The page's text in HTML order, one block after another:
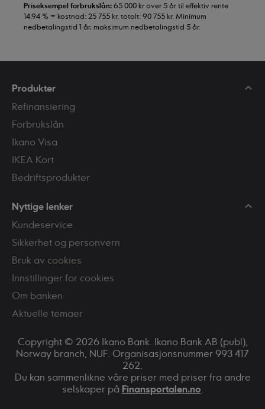
Priseksempel forbrukslån: 65 000 kr over 5 år til effektiv rente
14,94 % = kostnad: 25 755 kr, totalt: 90 755 kr. Minimum
nedbetalingstid 1 år, maksimum nedbetalingstid 5 år.
Produkter
Refinansiering
Forbrukslån
Ikano Visa
IKEA Kort
Bedriftsprodukter
Nyttige lenker
Kundeservice
Sikkerhet og personvern
Bruk av cookies
Innstillinger for cookies
Om banken
Aktuelle temaer
Copyright © 2026 Ikano Bank. Ikano Bank AB (publ),
Norway branch, NUF. Organisasjonsnummer 993 417
262.
Du kan sammenlikne våre priser med priser fra andre
selskaper på Finansportalen.no.